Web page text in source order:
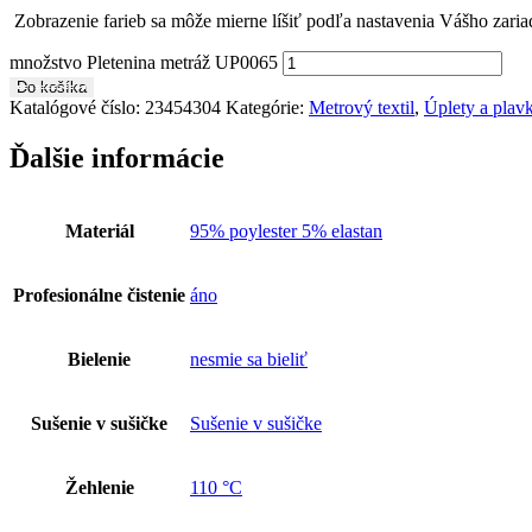
Zobrazenie farieb sa môže mierne líšiť podľa nastavenia Vášho
množstvo Pletenina metráž UP0065
Do košíka
Katalógové číslo: 23454304 Kategórie: Metrový textil, Úplety a
Ďalšie informácie
Materiál 95% poylester 5% elastan
Profesionálne čistenie áno
Bielenie nesmie sa bieliť
Sušenie v sušičke Sušenie v sušičke
Žehlenie 110 °C